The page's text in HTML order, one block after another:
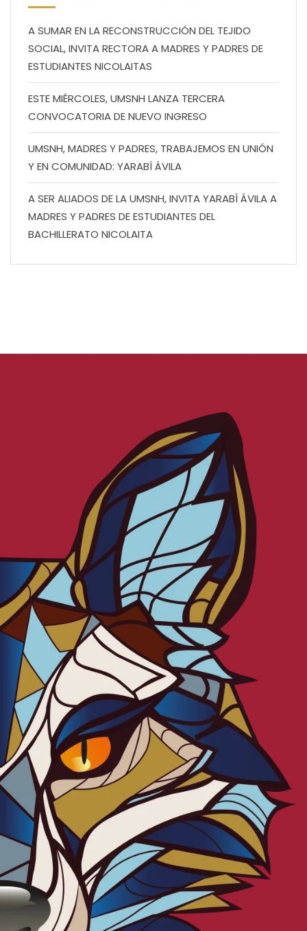
A SUMAR EN LA RECONSTRUCCIÓN DEL TEJIDO
SOCIAL, INVITA RECTORA A MADRES Y PADRES DE
ESTUDIANTES NICOLAITAS
ESTE MIÉRCOLES, UMSNH LANZA TERCERA
CONVOCATORIA DE NUEVO INGRESO
UMSNH, MADRES Y PADRES, TRABAJEMOS EN UNIÓN
Y EN COMUNIDAD: YARABÍ ÁVILA
A SER ALIADOS DE LA UMSNH, INVITA YARABÍ ÁVILA A
MADRES Y PADRES DE ESTUDIANTES DEL
BACHILLERATO NICOLAITA